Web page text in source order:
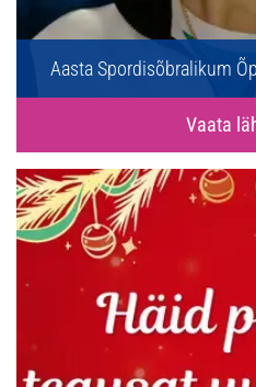
Aasta Spordisõbralikum
Vaata